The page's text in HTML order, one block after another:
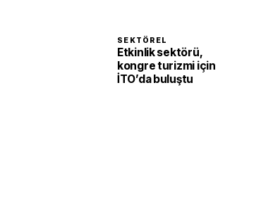
SEKTÖREL
Etkinlik sektörü,
kongre turizmi için
İTO’da buluştu